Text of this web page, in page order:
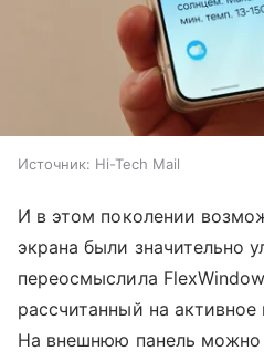
Источник: Hi-Tech Mail
И в этом поколении
экрана были значительно
переосмыслила
рассчитанный на
На внешнюю панель можно